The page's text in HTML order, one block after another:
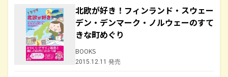
北欧が好き！フィンランド・スウェー
デン・デンマーク・ノルウェーのすて
きな町めぐり
BOOKS
2015.12.11 発売